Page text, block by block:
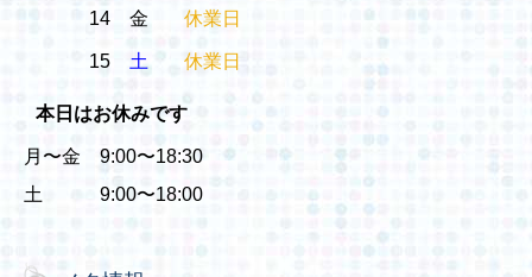
14 金 休業日
15 土 休業日
本日はお休みです
月〜金 9:00〜18:30
土 9:00〜18:00